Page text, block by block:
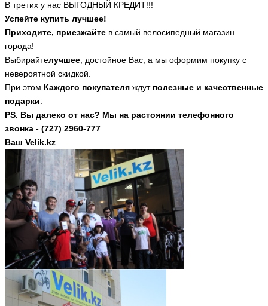
В третих у нас ВЫГОДНЫЙ КРЕДИТ!!!
Успейте купить лучшее!
Приходите, приезжайте в самый велосипедный магазин
города!
Выбирайтелучшее, достойное Вас, а мы оформим покупку с
невероятной скидкой.
При этом Каждого покупателя ждут полезные и качественные
подарки.
PS. Вы далеко от нас? Мы на растоянии телефонного
звонка - (727) 2960-777
Ваш Velik.kz